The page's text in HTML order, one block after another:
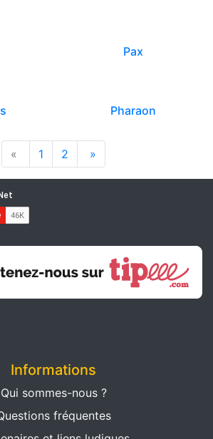
Pax
Pharaon
« 1 2 »
Informations
Qui sommes-nous ?
fréquentes